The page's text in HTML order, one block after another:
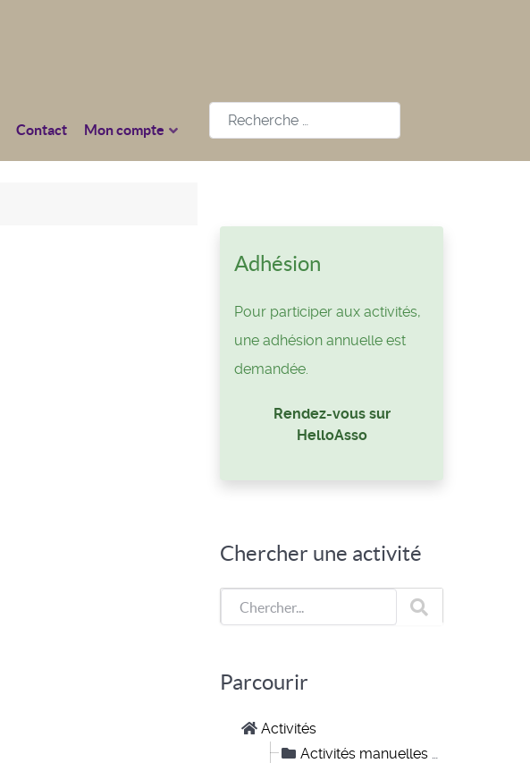
Contact Mon compte
Rechercher
Adhésion
Pour participer aux activités,
une adhésion annuelle est
demandée.
Rendez-vous sur
HelloAsso
Chercher une activité
Parcourir
Activités
Activités manuelles et créatives